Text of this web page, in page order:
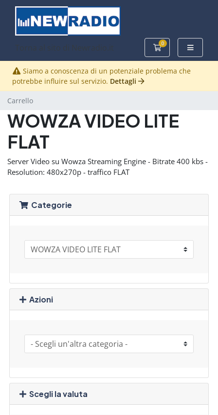
Torna al sito di Newradio.it 0
Carrello
Siamo a conoscenza di un potenziale problema che
potrebbe influire sul servizio. Dettagli
Carrello
WOWZA VIDEO LITE
FLAT
Server Video su Wowza Streaming Engine - Bitrate 400 kbs -
Resolution: 480x270p - traffico FLAT
Categorie
Azioni
Scegli la valuta